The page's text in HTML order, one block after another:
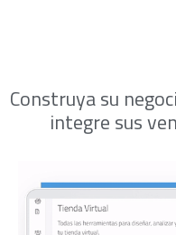
Construya su
integre sus